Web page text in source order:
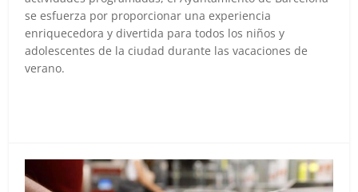
se esfuerza por proporcionar una experiencia
enriquecedora y divertida para todos los niños y
adolescentes de la ciudad durante las vacaciones de
verano.